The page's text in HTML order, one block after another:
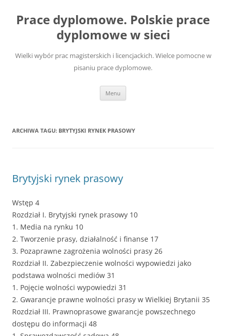
treści
Prace dyplomowe. Polskie prace
dyplomowe w sieci
Wielki wybór prac magisterskich i licencjackich. Wielce pomocne w
pisaniu prace dyplomowe.
Menu
ARCHIWA TAGU: BRYTYJSKI RYNEK PRASOWY
Brytyjski rynek prasowy
Wstęp 4
Rozdział I. Brytyjski rynek prasowy 10
1. Media na rynku 10
2. Tworzenie prasy, działalność i finanse 17
3. Pozaprawne zagrożenia wolności prasy 26
Rozdział II. Zabezpieczenie wolności wypowiedzi jako
podstawa wolności mediów 31
1. Pojęcie wolności wypowiedzi 31
2. Gwarancje prawne wolności prasy w Wielkiej Brytanii 35
Rozdział III. Prawnoprasowe gwarancje powszechnego
dostępu do informacji 48